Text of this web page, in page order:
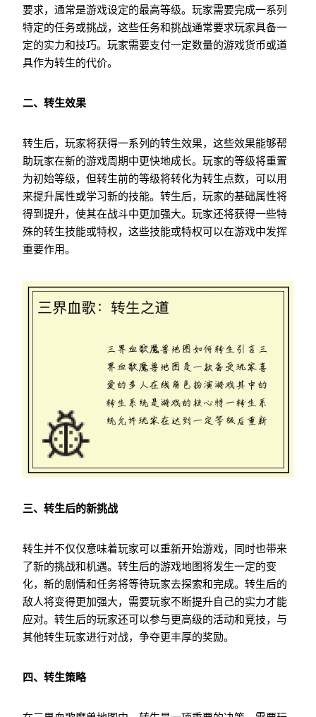
要求，通常是游戏设定的最高等级。玩家需要完成一系列
特定的任务或挑战，这些任务和挑战通常要求玩家具备一
定的实力和技巧。玩家需要支付一定数量的游戏货币或道
具作为转生的代价。
二、转生效果
转生后，玩家将获得一系列的转生效果，这些效果能够帮
助玩家在新的游戏周期中更快地成长。玩家的等级将重置
为初始等级，但转生前的等级将转化为转生点数，可以用
来提升属性或学习新的技能。转生后，玩家的基础属性将
得到提升，使其在战斗中更加强大。玩家还将获得一些特
殊的转生技能或特权，这些技能或特权可以在游戏中发挥
重要作用。
三、转生后的新挑战
转生并不仅仅意味着玩家可以重新开始游戏，同时也带来
了新的挑战和机遇。转生后的游戏地图将发生一定的变
化，新的剧情和任务将等待玩家去探索和完成。转生后的
敌人将变得更加强大，需要玩家不断提升自己的实力才能
应对。转生后的玩家还可以参与更高级的活动和竞技，与
其他转生玩家进行对战，争夺更丰厚的奖励。
四、转生策略